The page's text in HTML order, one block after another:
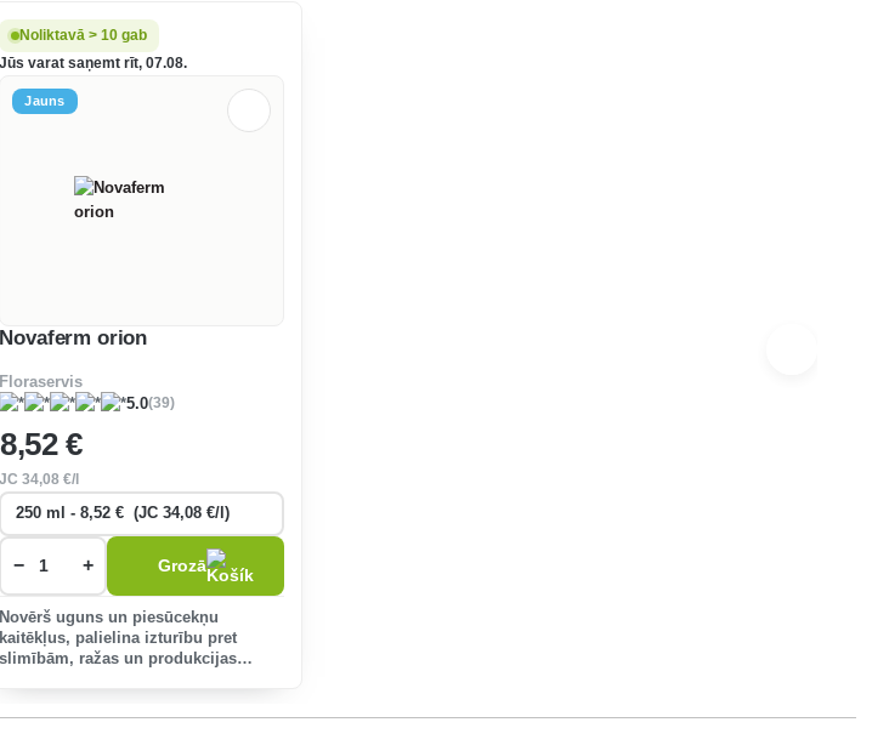
Noliktavā > 10 gab
Jūs varat saņemt rīt, 07.08.
Jauns
Novaferm orion
Floraservis
5.0(39)
8,52 €
JC34,08 €/l
− + Grozā
Novērš uguns un piesūcekņu
kaitēkļus, palielina izturību pret
slimībām, ražas un produkcijas